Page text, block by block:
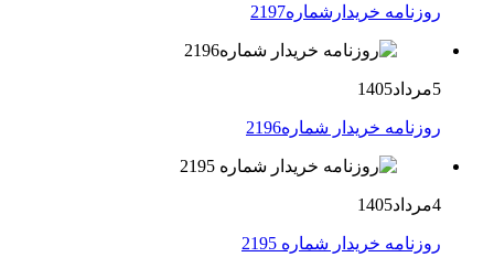
روزنامه خریدارشماره2197
5مرداد1405
روزنامه خریدار شماره2196
4مرداد1405
روزنامه خریدار شماره 2195